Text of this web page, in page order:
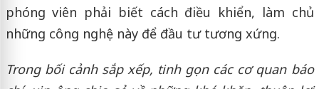
phóng viên phải biết cách điều khiển, làm chủ
những công nghệ này để đầu tư tương xứng.
Trong bối cảnh sắp xếp, tinh gọn các cơ quan báo